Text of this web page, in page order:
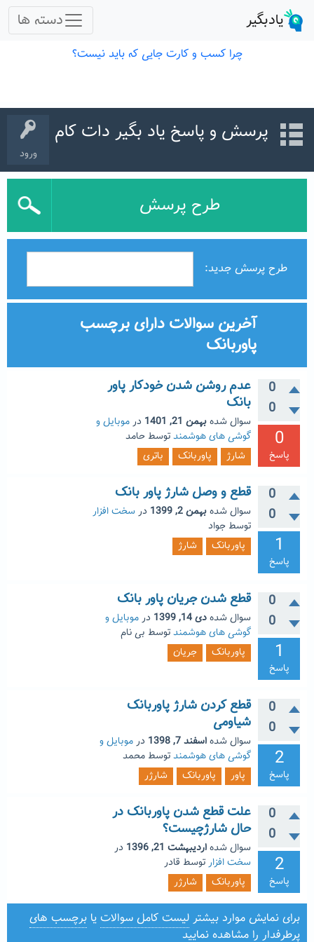
ورود
پرسش و پاسخ یاد بگیر دات کام
طرح پرسش
طرح پرسش جدید:
آخرین سوالات دارای برچسب
پاوربانک
0
0
0
پاسخ
عدم روشن شدن خودکار پاور
بانک
سوال شدهبهمن 21, 1401 درموبایل و
گوشی های هوشمندتوسط حامد
شارژ
پاوربانک باتری
0
0
1
پاسخ
قطع و وصل شارژ پاور بانک
سوال شدهبهمن 2, 1399 در سخت افزار
توسط جواد
پاوربانک
شارژ
0
0
1
پاسخ
قطع شدن جریان پاور بانک
سوال شدهدی 14, 1399 درموبایل و
گوشی های هوشمندتوسط بی نام
پاوربانک
جریان
0
0
2
پاسخ
قطع کردن شارژ پاوربانک
شیاومی
سوال شدهاسفند 7, 1398 درموبایل و
گوشی های هوشمندتوسط محمد
پاور
پاوربانک شارژر
0
0
2
پاسخ
علت قطع شدن پاوربانک در
حال شارژچیست؟
سوال شدهاردیبهشت 21, 1396
در
سخت افزارتوسط قادر
پاوربانک
شارژر
برای نمایش موارد بیشتر لیست کامل سوالات یا برچسب های
پرطرفدار را مشاهده نمایید